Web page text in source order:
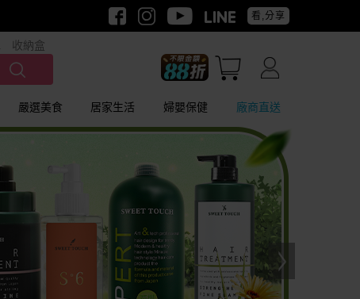
看,分享
收納盒
嚴選美食 居家生活 婦嬰保健 廠商直送